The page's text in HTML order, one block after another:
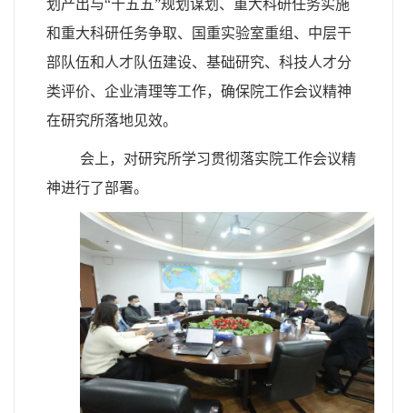
划产出与“十五五”规划谋划、重大科研任务实施
和重大科研任务争取、国重实验室重组、中层干
部队伍和人才队伍建设、基础研究、科技人才分
类评价、企业清理等工作，确保院工作会议精神
在研究所落地见效。
会上，对研究所学习贯彻落实院工作会议精
神进行了部署。